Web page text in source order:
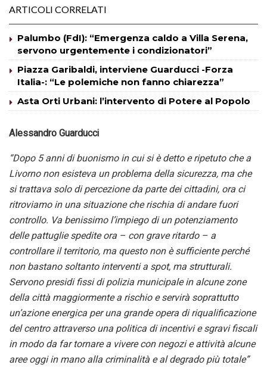
ARTICOLI CORRELATI
Palumbo (FdI): “Emergenza caldo a Villa Serena,
servono urgentemente i condizionatori”
Piazza Garibaldi, interviene Guarducci -Forza
Italia-: “Le polemiche non fanno chiarezza”
Asta Orti Urbani: l’intervento di Potere al Popolo
Alessandro Guarducci
“Dopo 5 anni di buonismo in cui si è detto e ripetuto che a
Livorno non esisteva un problema della sicurezza, ma che
si trattava solo di percezione da parte dei cittadini, ora ci
ritroviamo in una situazione che rischia di andare fuori
controllo. Va benissimo l’impiego di un potenziamento
delle pattuglie spedite ora – con grave ritardo – a
controllare il territorio, ma questo non è sufficiente perché
non bastano soltanto interventi a spot, ma strutturali.
Servono presidi fissi di polizia municipale in alcune zone
della città maggiormente a rischio e servirà soprattutto
un’azione energica per una grande opera di riqualificazione
del centro attraverso una politica di incentivi e sgravi fiscali
in modo da far tornare a vivere con negozi e attività alcune
aree oggi in mano alla criminalità e al degrado più totale”